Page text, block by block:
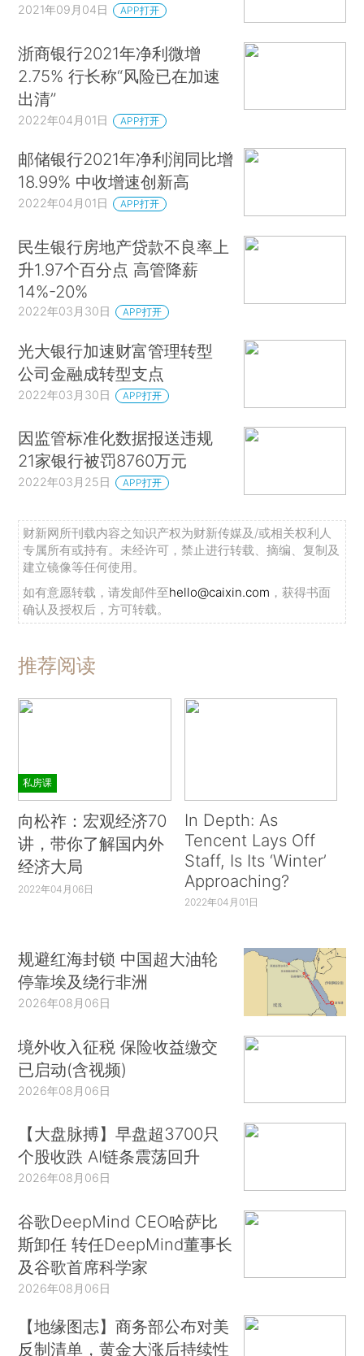
2021年09月04日 APP打开
浙商银行2021年净利微增
2.75% 行长称“风险已在加速
出清”
2022年04月01日 APP打开
邮储银行2021年净利润同比增
18.99% 中收增速创新高
2022年04月01日 APP打开
民生银行房地产贷款不良率上
升1.97个百分点 高管降薪
14%-20%
2022年03月30日 APP打开
光大银行加速财富管理转型
公司金融成转型支点
2022年03月30日 APP打开
因监管标准化数据报送违规
21家银行被罚8760万元
2022年03月25日 APP打开
财新网所刊载内容之知识产权为财新传媒及/或相关权利人
专属所有或持有。未经许可，禁止进行转载、摘编、复制及
建立镜像等任何使用。
如有意愿转载，请发邮件至hello@caixin.com ，获得书面
确认及授权后，方可转载。
推荐阅读
私房课
向松祚：宏观经济70
讲，带你了解国内外
经济大局
2022年04月06日
In Depth: As
Tencent Lays Off
Staff, Is Its ‘Winter’
Approaching?
2022年04月01日
规避红海封锁 中国超大油轮
停靠埃及绕行非洲
2026年08月06日
境外收入征税 保险收益缴交
已启动(含视频)
2026年08月06日
【大盘脉搏】早盘超3700只
个股收跌 AI链条震荡回升
2026年08月06日
谷歌DeepMind CEO哈萨比
斯卸任 转任DeepMind董事长
及谷歌首席科学家
2026年08月06日
【地缘图志】商务部公布对美
反制清单，黄金大涨后持续性